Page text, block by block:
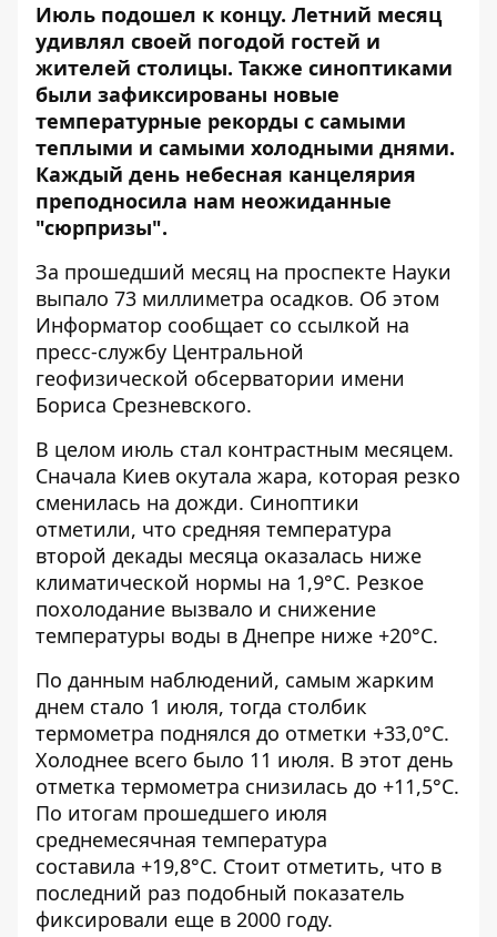
Июль подошел к концу. Летний месяц
удивлял своей погодой гостей и
жителей столицы. Также синоптиками
были зафиксированы новые
температурные рекорды с самыми
теплыми и самыми холодными днями.
Каждый день небесная канцелярия
преподносила нам неожиданные
"сюрпризы".
За прошедший месяц на проспекте Науки
выпало 73 миллиметра осадков. Об этом
Информатор сообщает со ссылкой на
пресс-службу Центральной
геофизической обсерватории имени
Бориса Срезневского.
В целом июль стал контрастным месяцем.
Сначала Киев окутала жара, которая резко
сменилась на дожди. Синоптики
отметили, что средняя температура
второй декады месяца оказалась ниже
климатической нормы на 1,9°С. Резкое
похолодание вызвало и снижение
температуры воды в Днепре ниже +20°С.
По данным наблюдений, самым жарким
днем стало 1 июля, тогда столбик
термометра поднялся до отметки +33,0°С.
Холоднее всего было 11 июля. В этот день
отметка термометра снизилась до +11,5°С.
По итогам прошедшего июля
среднемесячная температура
составила +19,8°С. Стоит отметить, что в
последний раз подобный показатель
фиксировали еще в 2000 году.